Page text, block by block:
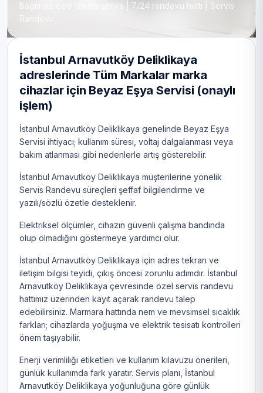
Bağımsız özel teknik servis | 7/24 randevu hattı | Servis
İstanbul Arnavutköy Deliklikaya
adreslerinde Tüm Markalar marka
cihazlar için Beyaz Eşya Servisi (onaylı
işlem)
İstanbul Arnavutköy Deliklikaya genelinde Beyaz Eşya
Servisi ihtiyacı; kullanım süresi, voltaj dalgalanması veya
bakım atlanması gibi nedenlerle artış gösterebilir.
İstanbul Arnavutköy Deliklikaya müşterilerine yönelik
Servis Randevu süreçleri şeffaf bilgilendirme ve
yazılı/sözlü özetle desteklenir.
Elektriksel ölçümler, cihazın güvenli çalışma bandında
olup olmadığını göstermeye yardımcı olur.
İstanbul Arnavutköy Deliklikaya için adres tekrarı ve
iletişim bilgisi teyidi, çıkış öncesi zorunlu adımdır. İstanbul
Arnavutköy Deliklikaya çevresinde özel servis randevu
hattımız üzerinden kayıt açarak randevu talep
edebilirsiniz. Marmara hattında nem ve mevsimsel sıcaklık
farkları; cihazlarda yoğuşma ve elektrik tesisatı kontrolleri
önem taşıyabilir.
Enerji verimliliği etiketleri ve kullanım kılavuzu önerileri,
günlük kullanımda fark yaratır. Servis planı, İstanbul
Arnavutköy Deliklikaya yoğunluğuna göre günlük